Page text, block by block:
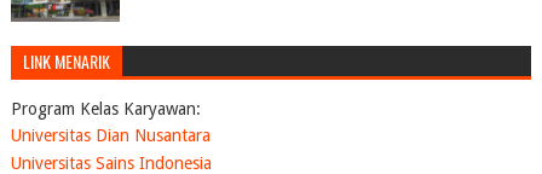
LINK MENARIK
Program Kelas Karyawan:
Universitas Dian Nusantara
Universitas Sains Indonesia